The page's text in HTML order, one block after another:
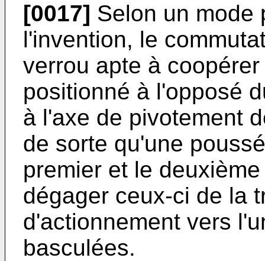
[0017] Selon un mode
l'invention, le
verrou apte à
positionné à l'opposé
à l'axe de pivotement
de sorte qu'une
premier et le
dégager ceux-ci de la
d'actionnement vers
basculées.